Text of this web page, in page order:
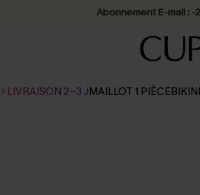
Abonnement E-mail :
⚡LIVRAISON 2-3 JMAILLOT 1 PIÈCEBIKINI